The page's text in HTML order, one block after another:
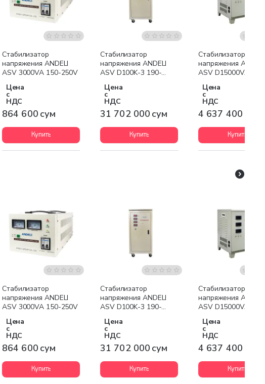
Стабилизатор
напряжения ANDELI
ASV 3000VA 150-250V
Цена
с
НДС
864 600 сум
Купить
Бесплатная доставка
Стабилизатор
напряжения ANDELI
ASV D100K-3 190-
Цена
с
НДС
31 702 000 сум
Купить
Бесплатная доставка
Стабилизатор
напряжения ANDELI
ASV D15000VA 80-
Цена
с
НДС
4 637 400 сум
Купить
Стабилизатор
напряжения ANDELI
ASV 3000VA 150-250V
Цена
с
НДС
864 600 сум
Купить
Бесплатная доставка
Стабилизатор
напряжения ANDELI
ASV D100K-3 190-
Цена
с
НДС
31 702 000 сум
Купить
Бесплатная доставка
Стабилизатор
напряжения ANDELI
ASV D15000VA 80-
Цена
с
НДС
4 637 400 сум
Купить